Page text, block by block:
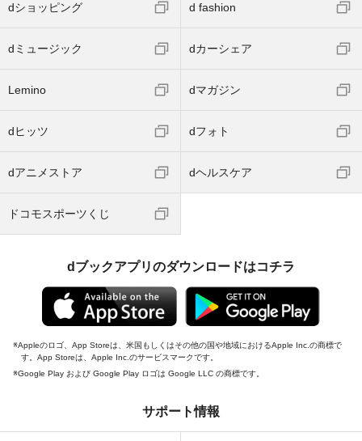
dショッピング d fashion
dミュージック dカーシェア
Lemino dマガジン
dヒッツ dフォト
dアニメストア dヘルスケア
ドコモスポーツくじ
dブックアプリのダウンロードはコチラ
Appleのロゴ、App Storeは、米国もしくはその他の国や地域におけるApple Inc.の商標で
す。App Storeは、Apple Inc.のサービスマークです。
Google Play および Google Play ロゴは Google LLC の商標です。
サポート情報